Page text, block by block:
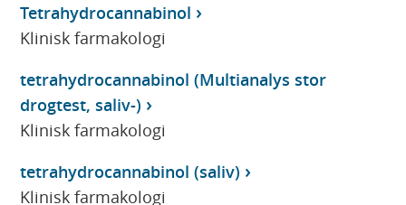
Tetrahydrocannabinol
Klinisk farmakologi
tetrahydrocannabinol (Multianalys stor
drogtest, saliv-)
Klinisk farmakologi
tetrahydrocannabinol (saliv)
Klinisk farmakologi